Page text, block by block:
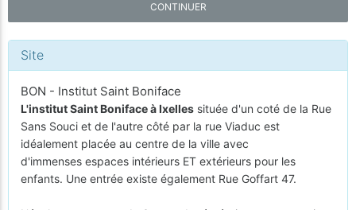
CONTINUER
Site
BON - Institut Saint Boniface
L'institut Saint Boniface à Ixelles située d'un coté de la Rue
Sans Souci et de l'autre côté par la rue Viaduc est
idéalement placée au centre de la ville avec
d'immenses espaces intérieurs ET extérieurs pour les
enfants. Une entrée existe également Rue Goffart 47.